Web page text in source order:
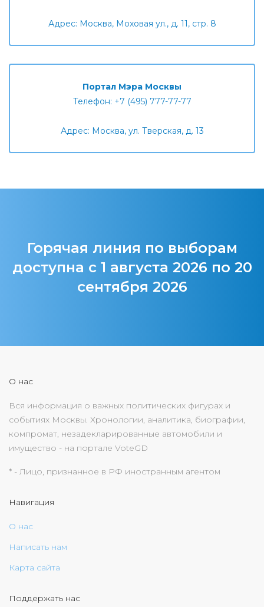
Адрес: Москва, Моховая ул., д. 11, стр. 8
Портал Мэра Москвы
Телефон: +7 (495) 777-77-77
Адрес: Москва, ул. Тверская, д. 13
Горячая линия по выборам
доступна с 1 августа 2026 по 20
сентября 2026
О нас
Вся информация о важных политических фигурах и
событиях Москвы. Хронологии, аналитика, биографии,
компромат, незадекларированные автомобили и
имущество - на портале VoteGD
* - Лицо, признанное в РФ иностранным агентом
Навигация
О нас
Написать нам
Карта сайта
Поддержать нас